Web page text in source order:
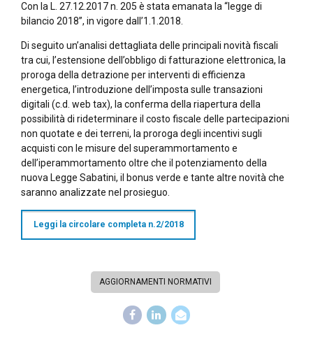
Con la L. 27.12.2017 n. 205 è stata emanata la “legge di
bilancio 2018”, in vigore dall’1.1.2018.
Di seguito un’analisi dettagliata delle principali novità fiscali
tra cui, l’estensione dell’obbligo di fatturazione elettronica, la
proroga della detrazione per interventi di efficienza
energetica, l’introduzione dell’imposta sulle transazioni
digitali (c.d. web tax), la conferma della riapertura della
possibilità di rideterminare il costo fiscale delle partecipazioni
non quotate e dei terreni, la proroga degli incentivi sugli
acquisti con le misure del superammortamento e
dell’iperammortamento oltre che il potenziamento della
nuova Legge Sabatini, il bonus verde e tante altre novità che
saranno analizzate nel prosieguo.
Leggi la circolare completa n.2/2018
AGGIORNAMENTI NORMATIVI